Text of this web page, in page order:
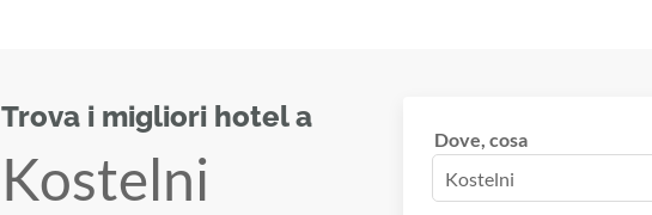
Trova i migliori hotel a
Kostelni
Dove, cosa